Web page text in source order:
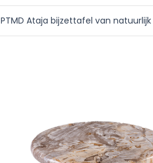
PTMD Ataja bijzettafel van